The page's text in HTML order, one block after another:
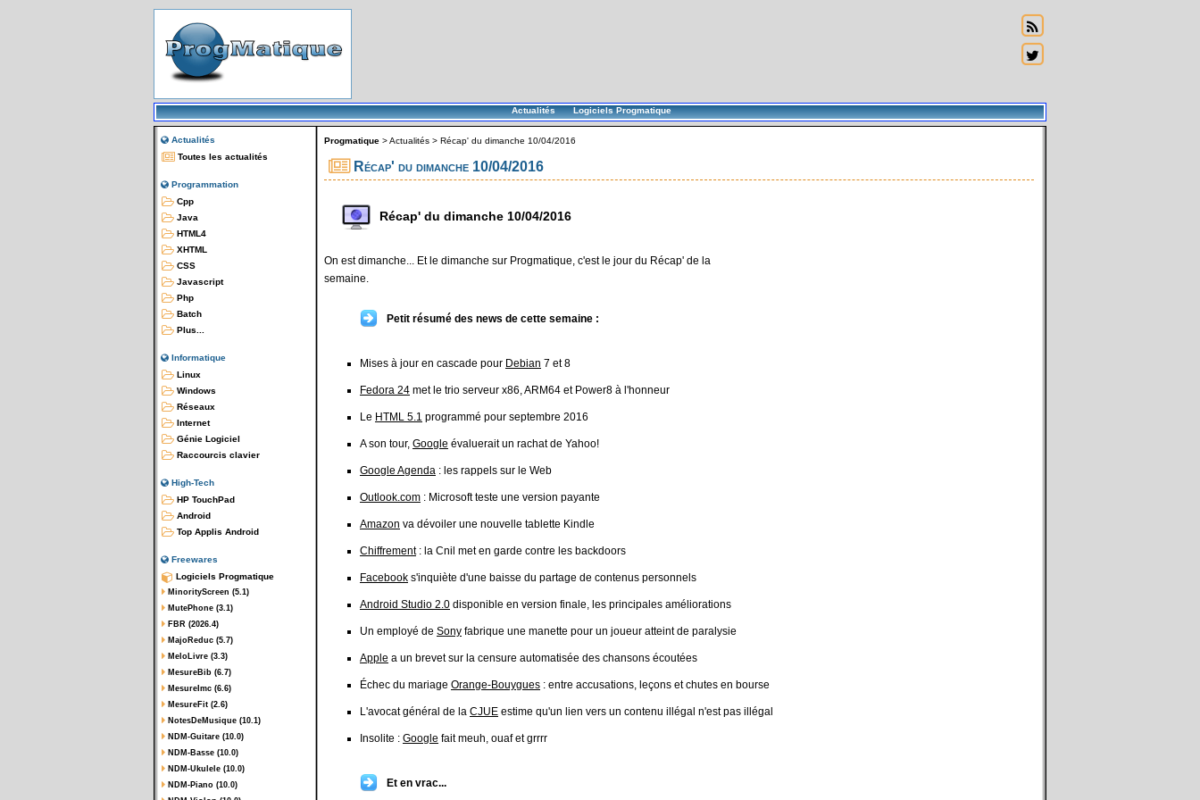
Actualités Logiciels Progmatique
Actualités
Toutes les actualités
Programmation
Cpp
Java
HTML4
XHTML
CSS
Javascript
Php
Batch
Plus...
Informatique
Linux
Windows
Réseaux
Internet
Génie Logiciel
Raccourcis clavier
High-Tech
HP TouchPad
Android
Top Applis Android
Freewares
Logiciels Progmatique
MinorityScreen (5.1)
MutePhone (3.1)
FBR (2026.4)
MajoReduc (5.7)
MeloLivre (3.3)
MesureBib (6.7)
MesureImc (6.6)
MesureFit (2.6)
NotesDeMusique (10.1)
NDM-Guitare (10.0)
NDM-Basse (10.0)
NDM-Ukulele (10.0)
NDM-Piano (10.0)
Progmatique >Actualités > Récap' du dimanche 10/04/2016
Récap' du dimanche 10/04/2016
Récap' du dimanche 10/04/2016
On est dimanche... Et le dimanche sur Progmatique, c'est le jour du Récap' de la
semaine.
Petit résumé des news de cette semaine :
Mises à jour en cascade pour Debian 7 et 8
Fedora 24 met le trio serveur x86, ARM64 et Power8 à l'honneur
Le HTML 5.1 programmé pour septembre 2016
A son tour, Google évaluerait un rachat de Yahoo!
Google Agenda : les rappels sur le Web
Outlook.com : Microsoft teste une version payante
Amazon va dévoiler une nouvelle tablette Kindle
Chiffrement: la Cnil met en garde contre les backdoors
Facebook s'inquiète d'une baisse du partage de contenus personnels
Android Studio 2.0 disponible en version finale, les principales améliorations
Un employé de Sony fabrique une manette pour un joueur atteint de paralysie
Apple a un brevet sur la censure automatisée des chansons écoutées
Échec du mariage Orange-Bouygues : entre accusations, leçons et chutes en bourse
L'avocat général de la CJUE estime qu'un lien vers un contenu illégal n'est pas illégal
Insolite : Google fait meuh, ouaf et grrrr
Et en vrac...